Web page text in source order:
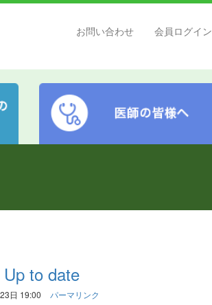
お問い合わせ 会員ログイン
to date
日 19:00 パーマリンク